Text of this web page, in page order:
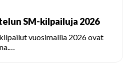
SM-kilpailuja 2026
vuosimallia 2026 ovat